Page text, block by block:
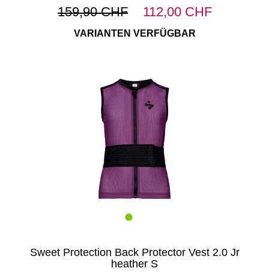
159,90 CHF 112,00 CHF
VARIANTEN VERFÜGBAR
Sweet Protection Back Protector Vest 2.0 Jr
heather S